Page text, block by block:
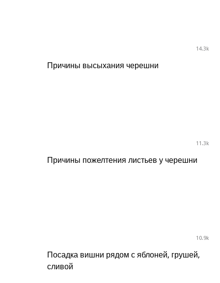
14.3k
Причины высыхания черешни
11.3k
Причины пожелтения листьев у черешни
10.9k
Посадка вишни рядом с яблоней, грушей,
сливой